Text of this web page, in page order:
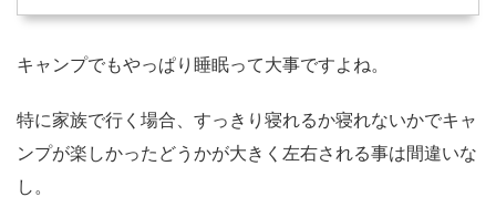
キャンプでもやっぱり睡眠って大事ですよね。
特に家族で行く場合、すっきり寝れるか寝れないかでキャ
ンプが楽しかったどうかが大きく左右される事は間違いな
し。